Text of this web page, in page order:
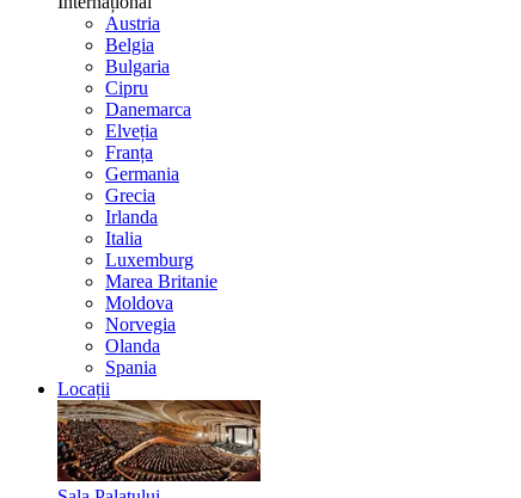
Austria
Belgia
Bulgaria
Cipru
Danemarca
Elveția
Franța
Germania
Grecia
Irlanda
Italia
Luxemburg
Marea Britanie
Moldova
Norvegia
Olanda
Spania
Locații